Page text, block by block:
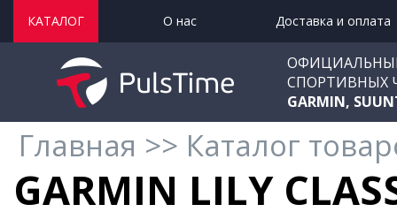
КАТАЛОГ О нас Доставка и оплата
СПОРТИВНЫХ
GARMIN,
Главная >> Каталог
GARMIN LILY